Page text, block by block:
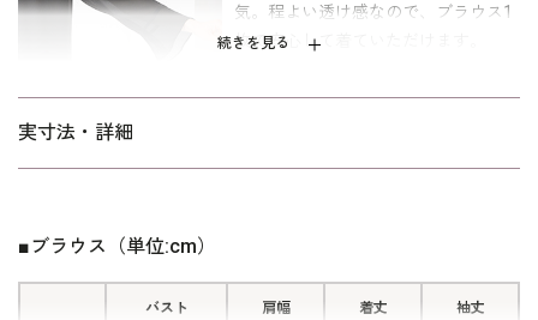
※組合わせているパンツ（3407911 ）は別売りです。
続きを見る
気。程よい透け感なので、ブラウス1
枚で安心して着ていただけます。
タックを寄せた襟元に1箇所カギホッ
んが、腕を後ろに回すことなく楽に着
替えができます。
実寸法・詳細
■ブラウス（単位:cm）
バスト 肩幅 着丈 袖丈